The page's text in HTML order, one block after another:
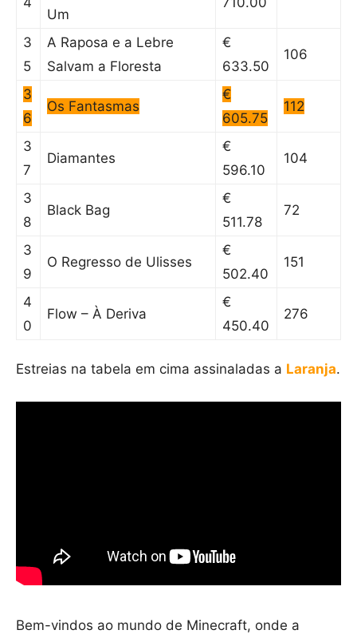
Um
3
5
A Raposa e a Lebre
Salvam a Floresta
€
633.50
106
3
6
Os Fantasmas
€
605.75
112
3
7
Diamantes
€
596.10
104
3
8
Black Bag
€
511.78
72
3
9
O Regresso de Ulisses
€
502.40
151
4
0
Flow – À Deriva
€
450.40
276
Estreias na tabela em cima assinaladas a Laranja.
Bem-vindos ao mundo de Minecraft, onde a